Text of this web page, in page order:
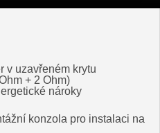
v uzavřeném krytu
+ 2 Ohm)
nároky
konzola pro instalaci na